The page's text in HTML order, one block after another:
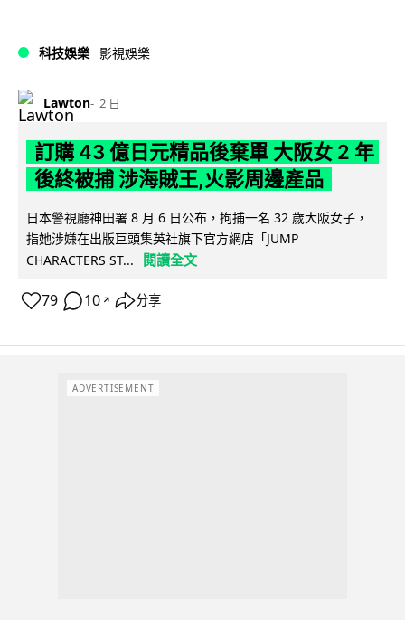
科技娛樂 影視娛樂
Lawton 2 日
訂購 43 億日元精品後棄單 大阪女 2 年
後終被捕 涉海賊王,火影周邊產品
日本警視廳神田署 8 月 6 日公布，拘捕一名 32 歲大阪女子，
指她涉嫌在出版巨頭集英社旗下官方網店「JUMP
CHARACTERS ST...
閱讀全文
79 10 ↗ 分享
ADVERTISEMENT